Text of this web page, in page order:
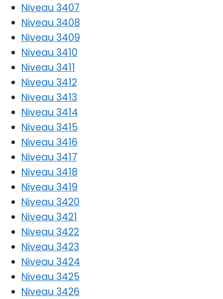
Niveau 3407
Niveau 3408
Niveau 3409
Niveau 3410
Niveau 3411
Niveau 3412
Niveau 3413
Niveau 3414
Niveau 3415
Niveau 3416
Niveau 3417
Niveau 3418
Niveau 3419
Niveau 3420
Niveau 3421
Niveau 3422
Niveau 3423
Niveau 3424
Niveau 3425
Niveau 3426